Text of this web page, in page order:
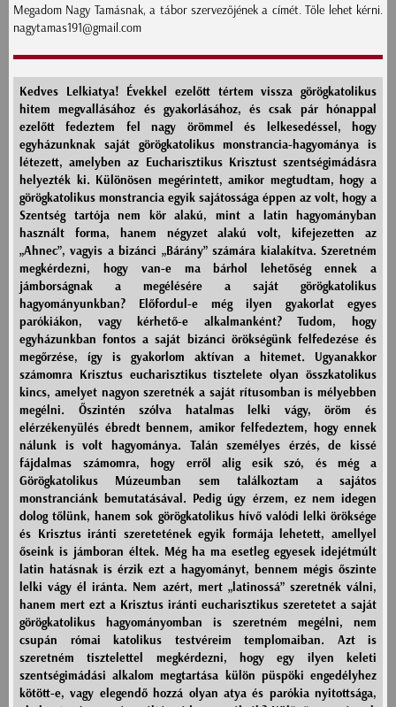
Megadom Nagy Tamásnak, a tábor szervezőjének a címét. Tőle lehet kérni.
nagytamas191@gmail.com
Kedves Lelkiatya! Évekkel ezelőtt tértem vissza görögkatolikus
hitem megvallásához és gyakorlásához, és csak pár hónappal
ezelőtt fedeztem fel nagy örömmel és lelkesedéssel, hogy
egyházunknak saját görögkatolikus monstrancia-hagyománya is
létezett, amelyben az Eucharisztikus Krisztust szentségimádásra
helyezték ki. Különösen megérintett, amikor megtudtam, hogy a
görögkatolikus monstrancia egyik sajátossága éppen az volt, hogy a
Szentség tartója nem kör alakú, mint a latin hagyományban
használt forma, hanem négyzet alakú volt, kifejezetten az
„Ahnec”, vagyis a bizánci „Bárány” számára kialakítva. Szeretném
megkérdezni, hogy van-e ma bárhol lehetőség ennek a
jámborságnak a megélésére a saját görögkatolikus
hagyományunkban? Előfordul-e még ilyen gyakorlat egyes
parókiákon, vagy kérhető-e alkalmanként? Tudom, hogy
egyházunkban fontos a saját bizánci örökségünk felfedezése és
megőrzése, így is gyakorlom aktívan a hitemet. Ugyanakkor
számomra Krisztus eucharisztikus tisztelete olyan összkatolikus
kincs, amelyet nagyon szeretnék a saját rítusomban is mélyebben
megélni. Őszintén szólva hatalmas lelki vágy, öröm és
elérzékenyülés ébredt bennem, amikor felfedeztem, hogy ennek
nálunk is volt hagyománya. Talán személyes érzés, de kissé
fájdalmas számomra, hogy erről alig esik szó, és még a
Görögkatolikus Múzeumban sem találkoztam a sajátos
monstranciánk bemutatásával. Pedig úgy érzem, ez nem idegen
dolog tőlünk, hanem sok görögkatolikus hívő valódi lelki öröksége
és Krisztus iránti szeretetének egyik formája lehetett, amellyel
őseink is jámboran éltek. Még ha ma esetleg egyesek idejétmúlt
latin hatásnak is érzik ezt a hagyományt, bennem mégis őszinte
lelki vágy él iránta. Nem azért, mert „latinossá” szeretnék válni,
hanem mert ezt a Krisztus iránti eucharisztikus szeretetet a saját
görögkatolikus hagyományomban is szeretném megélni, nem
csupán római katolikus testvéreim templomaiban. Azt is
szeretném tisztelettel megkérdezni, hogy egy ilyen keleti
szentségimádási alkalom megtartása külön püspöki engedélyhez
kötött-e, vagy elegendő hozzá olyan atya és parókia nyitottsága,